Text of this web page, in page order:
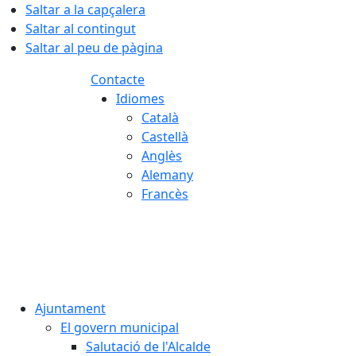
Saltar a la capçalera
Saltar al contingut
Saltar al peu de pàgina
Contacte
Idiomes
Català
Castellà
Anglès
Alemany
Francès
Ajuntament
El govern municipal
Salutació de l'Alcalde